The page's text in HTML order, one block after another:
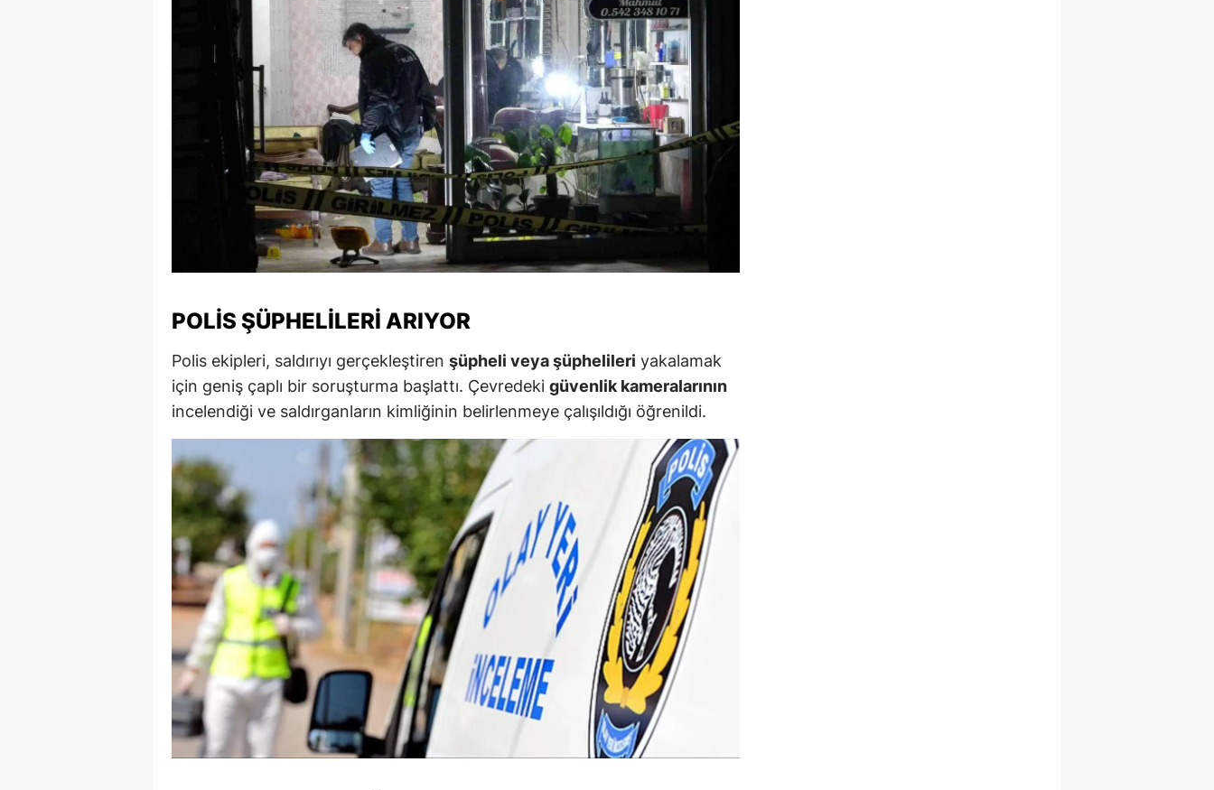
Niğde
Ordu
Rize
Sakarya
Samsun
Siirt
Sinop
Tekirdağ
Tokat
Trabzon
Tunceli
Şanlıurfa
Van
Yozgat
Zonguldak
Aksaray
Bayburt
Karaman
POLIS ŞÜPHELILERI ARIYOR
Polis ekipleri, saldırıyı gerçekleştiren şüpheli veya şüphelileri yakalamak
için geniş çaplı bir soruşturma başlattı. Çevredeki güvenlik kameralarının
incelendiği ve saldırganların kimliğinin belirlenmeye çalışıldığı öğrenildi.